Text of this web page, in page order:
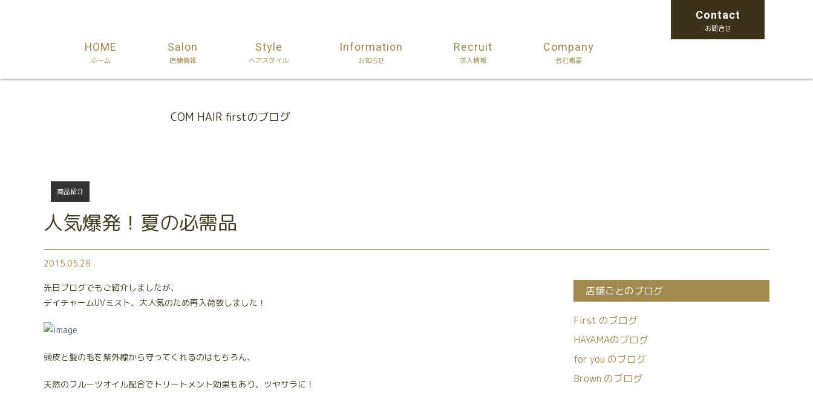
Contact
お問合せ
HOME
ホーム
Salon
店舗情報
Style
ヘアスタイル
Information
お知らせ
Recruit
求人情報
Company
会社概要
COM HAIR firstのブログ
商品紹介
人気爆発！夏の必需品
2015.05.28
先日ブログでもご紹介しましたが、
デイチャームUVミスト、大人気のため再入荷致しました！
頭皮と髪の毛を紫外線から守ってくれるのはもちろん、
天然のフルーツオイル配合でトリートメント効果もあり、ツヤサラに！
店舗ごとのブログ
First のブログ
HAYAMAのブログ
for you のブログ
Brown のブログ